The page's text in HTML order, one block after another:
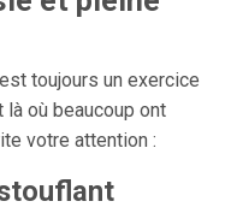
toujours un exercice
où beaucoup ont
votre attention :